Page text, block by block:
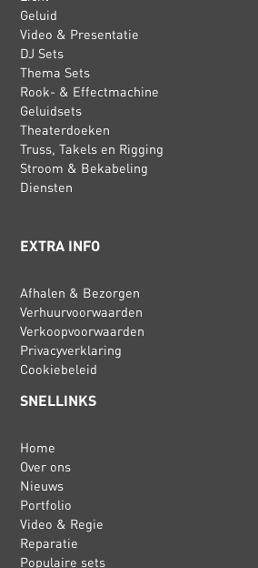
Geluid
Video & Presentatie
DJ Sets
Thema Sets
Rook- & Effectmachine
Geluidsets
Theaterdoeken
Truss, Takels en Rigging
Stroom & Bekabeling
Diensten
EXTRA INFO
Afhalen & Bezorgen
Verhuurvoorwaarden
Verkoopvoorwaarden
Privacyverklaring
Cookiebeleid
SNELLINKS
Home
Over ons
Nieuws
Portfolio
Video & Regie
Reparatie
Populaire sets